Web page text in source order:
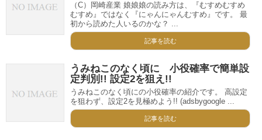
（C）岡崎産業 娘娘娘の読み方は、『むすめむすめ
むすめ』ではなく『にゃんにゃんむすめ』です。 最
初から読めた人いるのかな？ ...
記事を読む
うみねこのなく頃に 小役確率で簡単設
定判別!! 設定2を狙え!!
うみねこのなく頃にの小役確率の紹介です。 高設定
を狙わず、設定2を見極めよう!! (adsbygoogle ...
記事を読む